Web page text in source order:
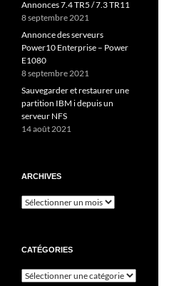
Annonces 7.4 TR5 / 7.3 TR11
8 septembre 2021
Annonce des serveurs
Power10 Enterprise – Power
E1080
8 septembre 2021
Sauvegarder et restaurer une
partition IBM i depuis un
serveur NFS
14 août 2021
ARCHIVES
Archives
CATÉGORIES
Catégories